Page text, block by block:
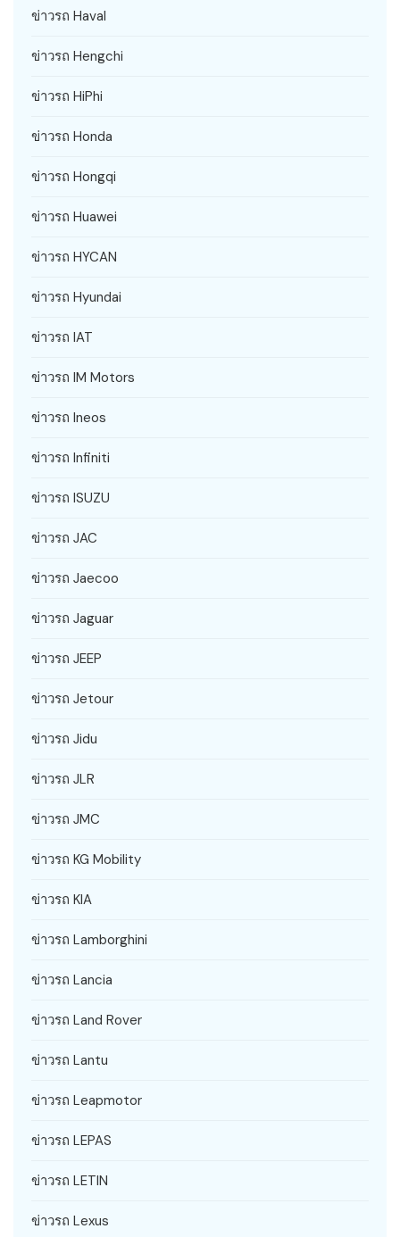
ข่าวรถ Haval
ข่าวรถ Hengchi
ข่าวรถ HiPhi
ข่าวรถ Honda
ข่าวรถ Hongqi
ข่าวรถ Huawei
ข่าวรถ HYCAN
ข่าวรถ Hyundai
ข่าวรถ IAT
ข่าวรถ IM Motors
ข่าวรถ Ineos
ข่าวรถ Infiniti
ข่าวรถ ISUZU
ข่าวรถ JAC
ข่าวรถ Jaecoo
ข่าวรถ Jaguar
ข่าวรถ JEEP
ข่าวรถ Jetour
ข่าวรถ Jidu
ข่าวรถ JLR
ข่าวรถ JMC
ข่าวรถ KG Mobility
ข่าวรถ KIA
ข่าวรถ Lamborghini
ข่าวรถ Lancia
ข่าวรถ Land Rover
ข่าวรถ Lantu
ข่าวรถ Leapmotor
ข่าวรถ LEPAS
ข่าวรถ LETIN
ข่าวรถ Lexus